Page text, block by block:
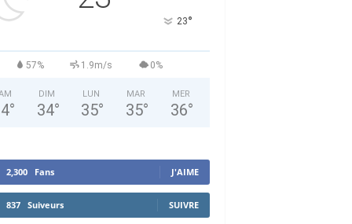
23°
57% 1.9m/s 0%
°
DIM
34°
LUN
35°
MAR
35°
MER
36°
2,300 Fans J'AIME
837 Suiveurs SUIVRE